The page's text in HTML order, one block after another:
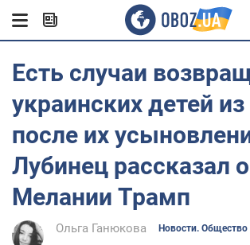
Есть случаи
украинских детей
после их
Лубинец рассказал
Мелании Трамп
Ольга Ганюкова Новости. Общество